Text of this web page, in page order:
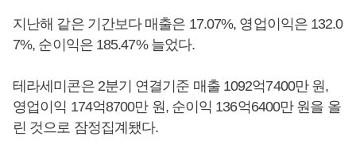
지난해 같은 기간보다 매출은 17.07%, 영업이익은 132.0
7%, 순이익은 185.47% 늘었다.
테라세미콘은 2분기 연결기준 매출 1092억7400만 원,
영업이익 174억8700만 원, 순이익 136억6400만 원을 올
린 것으로 잠정집계됐다.